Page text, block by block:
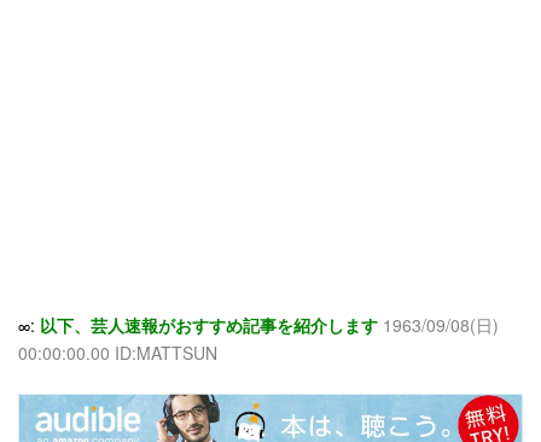
∞: 以下、芸人速報がおすすめ記事を紹介します 1963/09/08(日)
00:00:00.00 ID:MATTSUN